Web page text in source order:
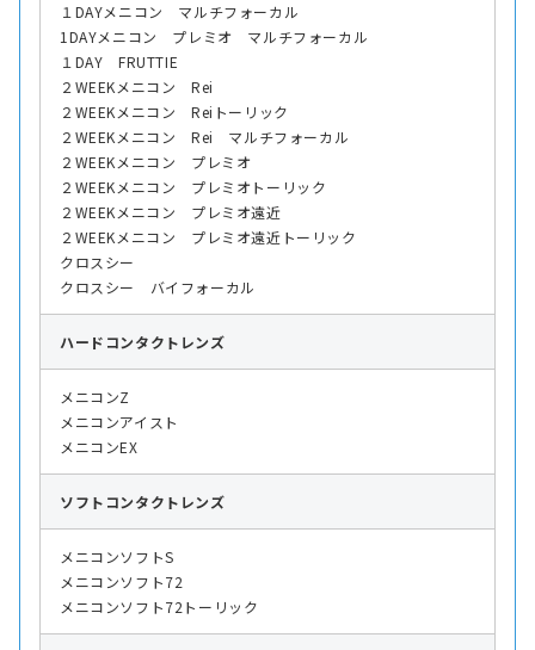
１DAYメニコン マルチフォーカル
1DAYメニコン プレミオ マルチフォーカル
１DAY FRUTTIE
２WEEKメニコン Rei
２WEEKメニコン Reiトーリック
２WEEKメニコン Rei マルチフォーカル
２WEEKメニコン プレミオ
２WEEKメニコン プレミオトーリック
２WEEKメニコン プレミオ遠近
２WEEKメニコン プレミオ遠近トーリック
クロスシー
クロスシー バイフォーカル
ハード コンタクトレンズ
メニコンZ
メニコンアイスト
メニコンEX
ソフト コンタクトレンズ
メニコンソフトS
メニコンソフト72
メニコンソフト72トーリック